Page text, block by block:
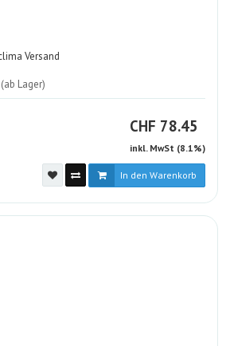
Versand
Lager)
CHF CHF
78.45
inkl. MwSt (8.1%)
In den Warenkorb